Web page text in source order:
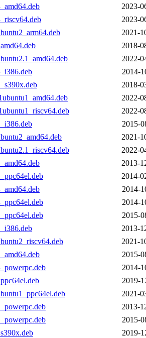
2023-
2023-
2021-
2018-
2022-
2014-
2018-
2022-
2022-
2015-
2021-
2022-
2013-
2014-
2014-
2014-
2015-
2013-
2021-
2015-
2014-
2019-
2021-
2013-
2015-
2019-